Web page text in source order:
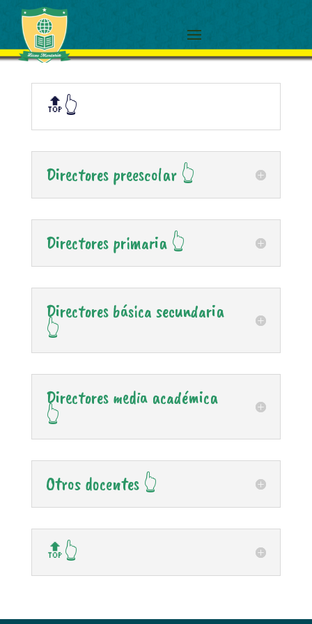
🔝👆
Directores preescolar 👆
Directores primaria 👆
Directores básica secundaria
👆
Directores media académica
👆
Otros docentes 👆
🔝👆